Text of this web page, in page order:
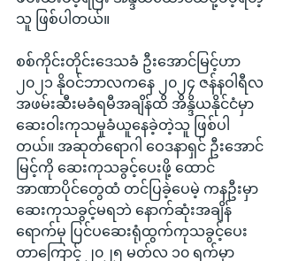
သူ ဖြစ်ပါတယ်။
စစ်ကိုင်းတိုင်းဒေသခံ ဦးအောင်မြင့်ဟာ
၂၀၂၁ နိုဝင်ဘာလကနေ ၂၀၂၄ ဇန်နဝါရီလ
အဖမ်းဆီးမခံရမီအချိန်ထိ အိန္ဒိယနိုင်ငံမှာ
ဆေးဝါးကုသမှုခံယူနေခဲ့တဲ့သူ ဖြစ်ပါ
တယ်။ အဆုတ်ရောဂါ ဝေဒနာရှင် ဦးအောင်
မြင့်ကို ဆေးကုသခွင့်ပေးဖို့ ထောင်
အာဏာပိုင်တွေထံ တင်ပြခဲ့ပေမဲ့ ကနဦးမှာ
ဆေးကုသခွင့်မရဘဲ နောက်ဆုံးအချိန်
ရောက်မှ ပြင်ပဆေးရုံထွက်ကုသခွင့်ပေး
တာကြောင့် ၂၀၂၅ မတ်လ ၁၀ ရက်မှာ